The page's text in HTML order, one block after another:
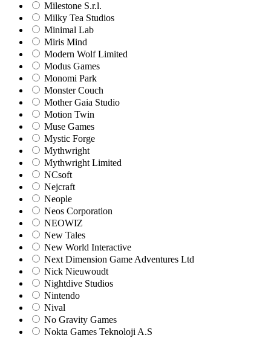
Milestone S.r.l.
Milky Tea Studios
Minimal Lab
Miris Mind
Modern Wolf Limited
Modus Games
Monomi Park
Monster Couch
Mother Gaia Studio
Motion Twin
Muse Games
Mystic Forge
Mythwright
Mythwright Limited
NCsoft
Nejcraft
Neople
Neos Corporation
NEOWIZ
New Tales
New World Interactive
Next Dimension Game Adventures Ltd
Nick Nieuwoudt
Nightdive Studios
Nintendo
Nival
No Gravity Games
Nokta Games Teknoloji A.S